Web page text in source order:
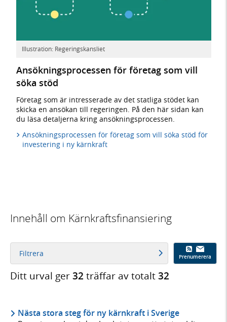
Illustration: Regeringskansliet
Ansökningsprocessen för företag som vill
söka stöd
Företag som är intresserade av det statliga stödet kan
skicka en ansökan till regeringen. På den här sidan kan
du läsa detaljerna kring ansökningsprocessen.
Ansökningsprocessen för företag som vill söka stöd för
investering i ny kärnkraft
Innehåll om Kärnkraftsfinansiering
Filtrera Prenumerera
Ditt urval ger32 träffar av totalt32
Nästa stora steg för ny kärnkraft i Sverige